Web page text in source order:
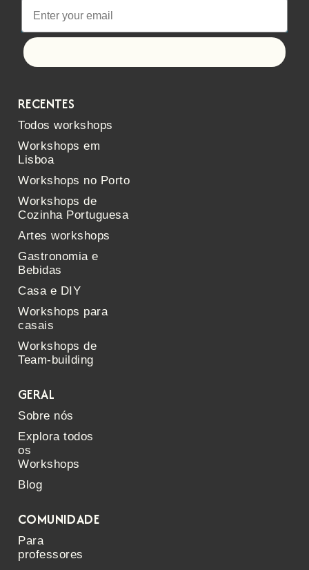
RECENTES
Todos workshops
Workshops em
Lisboa
Workshops no Porto
Workshops de
Cozinha Portuguesa
Artes workshops
Gastronomia e
Bebidas
Casa e DIY
Workshops para
casais
Workshops de
Team-building
GERAL
Sobre nós
Explora todos
os
Workshops
Blog
COMUNIDADE
Para
professores